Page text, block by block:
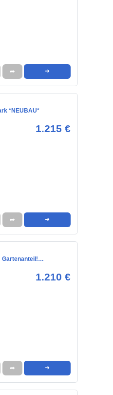
➦ ➜
*NEUBAU*
1.215 €
➦ ➜
Gartenanteil!…
1.210 €
➦ ➜